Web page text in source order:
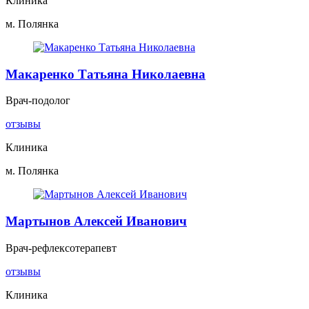
м. Полянка
Макаренко Татьяна Николаевна
Врач-подолог
отзывы
Клиника
м. Полянка
Мартынов Алексей Иванович
Врач-рефлексотерапевт
отзывы
Клиника